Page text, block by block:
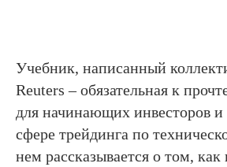
Учебник, написанный
Reuters – обязательная к
для начинающих инвесторов и
сфере трейдинга по
нем рассказывается о том, как